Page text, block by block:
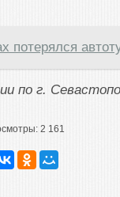
потерялся
по г.
2 161